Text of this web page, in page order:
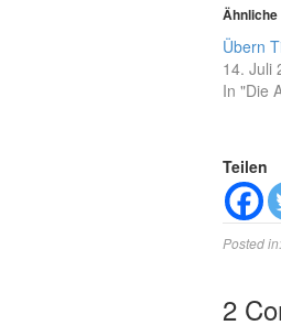
Übern
14. Juli
In "Die
Teilen
Posted in:
2